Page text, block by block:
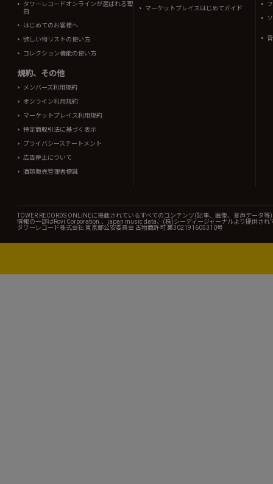
タワーレコードオンラインが選ばれる理
由
はじめてのお客様へ
欲しい物リストの使い方
コレクション機能の使い方
規約、その他
メンバーズ利用規約
オンライン利用規約
マーケットプレイス利用規約
特定商取引法に基づく表示
プライバシーステートメント
広告停止について
酒類販売管理者標識
マーケットプレイスはじめてガイド
TOWER RECORDS ONLINEに掲載されているすべてのコンテンツ(記事、画像、音声データ
情報の一部はRovi Corporation.、japan music data、(株)シーディージャーナルより提供され
タワーレコード株式会社 東京都公安委員会 古物商許可 第302191605310号